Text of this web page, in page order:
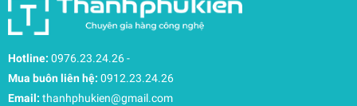
Hotline: 0976.23.24.26-
Mua buôn liên hệ: 0912.23.24.26
Email: thanhphukien@gmail.com